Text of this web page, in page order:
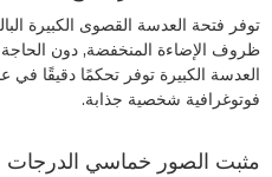
ظروف الإضاءة المنخفضة, دون
العدسة الكبيرة توفر تحكمًا دقيقًا
فوتوغرافية شخصية جذابة.
مثبت الصور خماسي الدرجات